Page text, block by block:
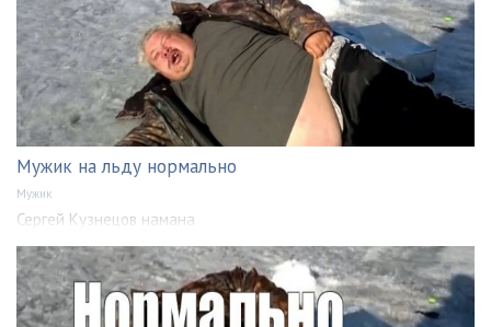
Мужик на льду нормально
Мужик
Сергей Кузнецов намана